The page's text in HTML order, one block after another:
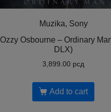
Muzika, Sony
Ozzy Osbourne ‎– Ordinary
DLX)
3,899.00 рсд
Add to cart